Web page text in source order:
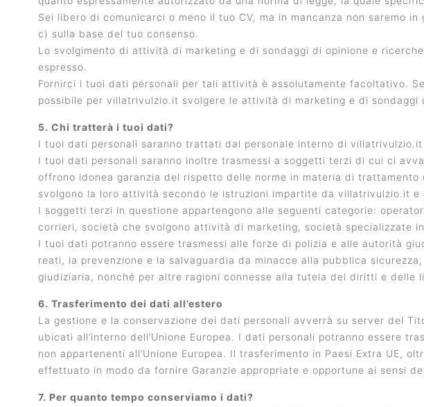
Sei libero di comunicarci o meno il tuo CV, ma in mancanza non saremo
c) sulla base del tuo consenso.
Lo svolgimento di attività di marketing e di sondaggi di opinione e
espresso.
Fornirci i tuoi dati personali per tali attività è assolutamente facoltativo.
possibile per villatrivulzio.it svolgere le attività di marketing e di
5. Chi tratterà i tuoi dati?
I tuoi dati personali saranno trattati dal personale interno di
I tuoi dati personali saranno inoltre trasmessi a soggetti terzi di cui ci
offrono idonea garanzia del rispetto delle norme in materia di
svolgono la loro attività secondo le istruzioni impartite da villatrivulzio.it e
I soggetti terzi in questione appartengono alle seguenti categorie:
corrieri, società che svolgono attività di marketing, società specializzate
I tuoi dati potranno essere trasmessi alle forze di polizia e alle autorità
reati, la prevenzione e la salvaguardia da minacce alla pubblica
giudiziaria, nonché per altre ragioni connesse alla tutela dei diritti e delle
6. Trasferimento dei dati all’estero
La gestione e la conservazione dei dati personali avverrà su server del
ubicati all’interno dell’Unione Europea. I dati personali potranno essere
non appartenenti all’Unione Europea. Il trasferimento in Paesi Extra UE,
effettuato in modo da fornire Garanzie appropriate e opportune ai sensi
7. Per quanto tempo conserviamo i dati?